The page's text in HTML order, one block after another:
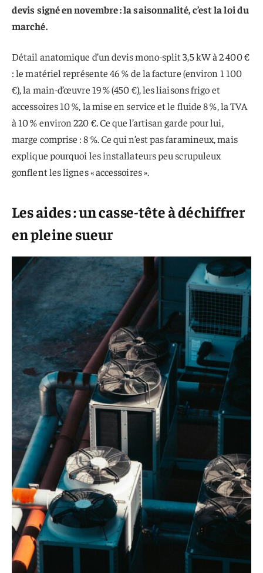
devis signé en novembre : la saisonnalité, c’est la loi du
marché.
Détail anatomique d’un devis mono-split 3,5 kW à 2 400 €
: le matériel représente 46 % de la facture (environ 1 100
€), la main-d’œuvre 19 % (450 €), les liaisons frigo et
accessoires 10 %, la mise en service et le fluide 8 %, la TVA
à 10 % environ 220 €. Ce que l’artisan garde pour lui,
marge comprise : 8 %. Ce qui n’est pas faramineux, mais
explique pourquoi les installateurs peu scrupuleux
gonflent les lignes « accessoires ».
Les aides : un casse-tête à déchiffrer
en pleine sueur